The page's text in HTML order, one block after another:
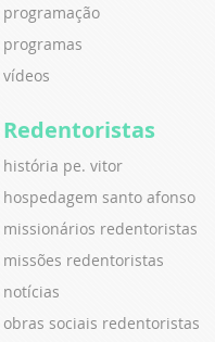
programação
programas
vídeos
Redentoristas
história pe. vitor
hospedagem santo afonso
missionários redentoristas
missões redentoristas
notícias
obras sociais redentoristas